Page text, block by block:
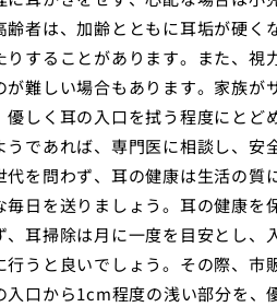
者は、加齢とともに耳垢が硬く
することがあります。また、視
難しい場合もあります。家族が
しく耳の入口を拭う程度にとど
であれば、専門医に相談し、安
を問わず、耳の健康は生活の質
日を送りましょう。耳の健康を
耳掃除は月に一度を目安とし、
うと良いでしょう。その際、市
口から1cm程度の浅い部分を、